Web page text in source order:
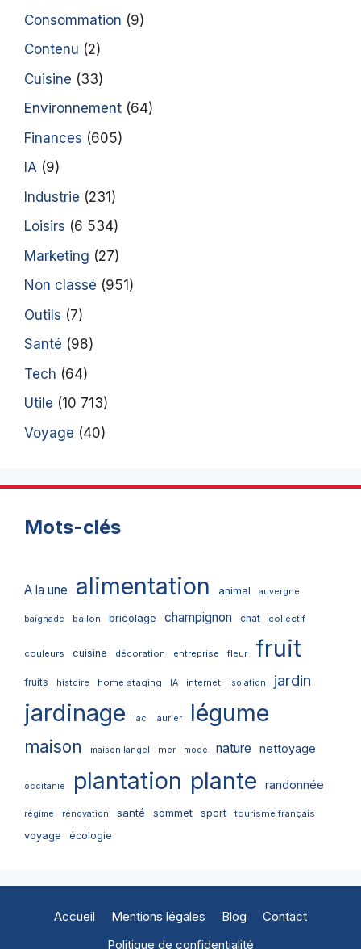
Consommation (9)
Contenu (2)
Cuisine (33)
Environnement (64)
Finances (605)
IA (9)
Industrie (231)
Loisirs (6 534)
Marketing (27)
Non classé (951)
Outils (7)
Santé (98)
Tech (64)
Utile (10 713)
Voyage (40)
Mots-clés
A la une alimentation animal auvergne
baignade ballon bricolage champignon chat collectif
couleurs cuisine décoration entreprise fleur fruit
fruits histoire home staging IA internet isolation jardin
jardinage lac laurier légume
maison maison langel mer mode nature nettoyage
occitanie plantation plante randonnée
régime rénovation santé sommet sport tourisme français
voyage écologie
Accueil Mentions légales Blog
Contact
Politique de confidentialité